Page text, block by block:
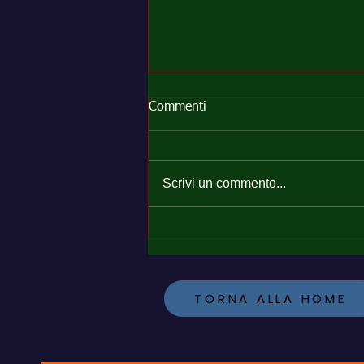
imprese alimentari di tutta la
Sardegna
Commenti
Scrivi un commento...
TORNA ALLA HOME